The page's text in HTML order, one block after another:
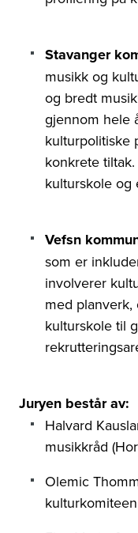
Stavanger
musikk og
og bredt
gjennom hele
kulturpolitiske
konkrete
kulturskole og
Vefsn
som er
involverer
med
kulturskole til
Juryen består av:
Halvard
musikkråd
Olemic